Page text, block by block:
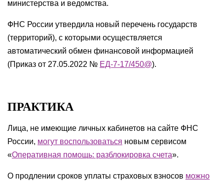
министерства и ведомства.
ФНС России утвердила новый перечень государств
(территорий), с которыми осуществляется
автоматический обмен финансовой информацией
(Приказ от 27.05.2022 № ЕД-7-17/450@).
ПРАКТИКА
Лица, не имеющие личных кабинетов на сайте ФНС
России, могут воспользоваться новым сервисом
«Оперативная помощь: разблокировка счета».
О продлении сроков уплаты страховых взносов можно